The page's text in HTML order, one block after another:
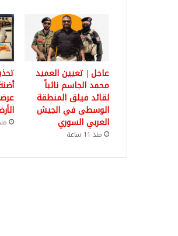
عاجل | تعيين العميد
محمد الجاسم نائباً
لقائد فيلق المنطقة
الوسطى في الجيش
العربي السوري
منذ 11 ساعة
منذ